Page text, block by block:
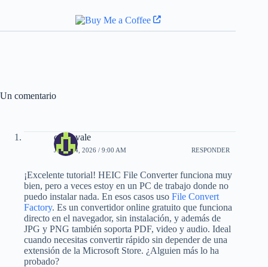
Un comentario
cash_vale
JUNIO 4, 2026 / 9:00 AM RESPONDER
¡Excelente tutorial! HEIC File Converter funciona muy
bien, pero a veces estoy en un PC de trabajo donde no
puedo instalar nada. En esos casos uso File Convert
Factory. Es un convertidor online gratuito que funciona
directo en el navegador, sin instalación, y además de
JPG y PNG también soporta PDF, video y audio. Ideal
cuando necesitas convertir rápido sin depender de una
extensión de la Microsoft Store. ¿Alguien más lo ha
probado?